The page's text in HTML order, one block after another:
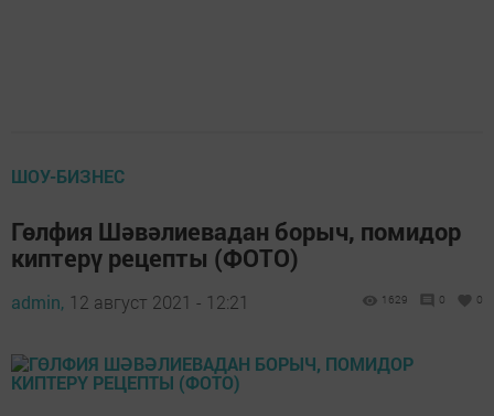
ШОУ-БИЗНЕС
Гөлфия Шәвәлиевадан борыч, помидор
киптерү рецепты (ФОТО)
admin, 12 август 2021 - 12:21 1629 0 0